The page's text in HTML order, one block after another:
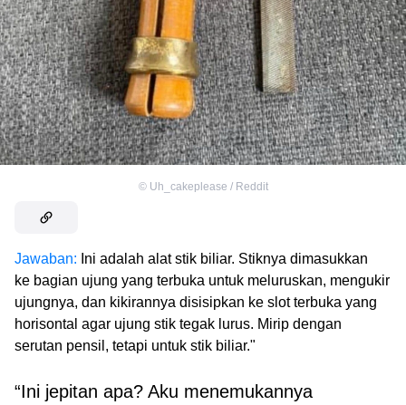
© Uh_cakeplease / Reddit
Jawaban: Ini adalah alat stik biliar. Stiknya dimasukkan
ke bagian ujung yang terbuka untuk meluruskan, mengukir
ujungnya, dan kikirannya disisipkan ke slot terbuka yang
horisontal agar ujung stik tegak lurus. Mirip dengan
serutan pensil, tetapi untuk stik biliar."
“Ini jepitan apa? Aku menemukannya